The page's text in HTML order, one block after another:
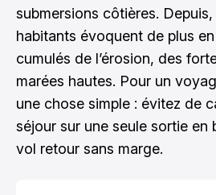
submersions côtières.
habitants évoquent de plus
cumulés de l’érosion, des
marées hautes. Pour un
une chose simple : évitez de
séjour sur une seule sortie en
vol retour sans marge.